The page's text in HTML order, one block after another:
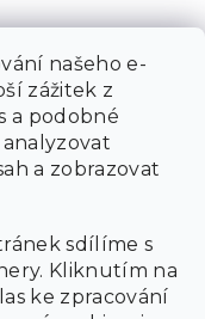
našeho e-
zážitek z
a podobné
a zobrazovat
sdílíme s
Kliknutím na
ke zpracování